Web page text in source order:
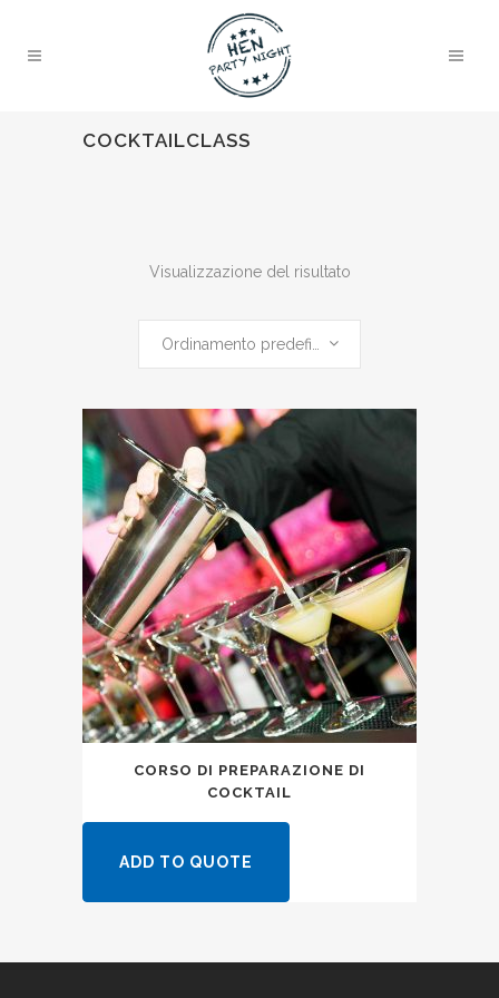
COCKTAILCLASS
Visualizzazione del risultato
CORSO DI PREPARAZIONE DI
COCKTAIL
ADD TO QUOTE